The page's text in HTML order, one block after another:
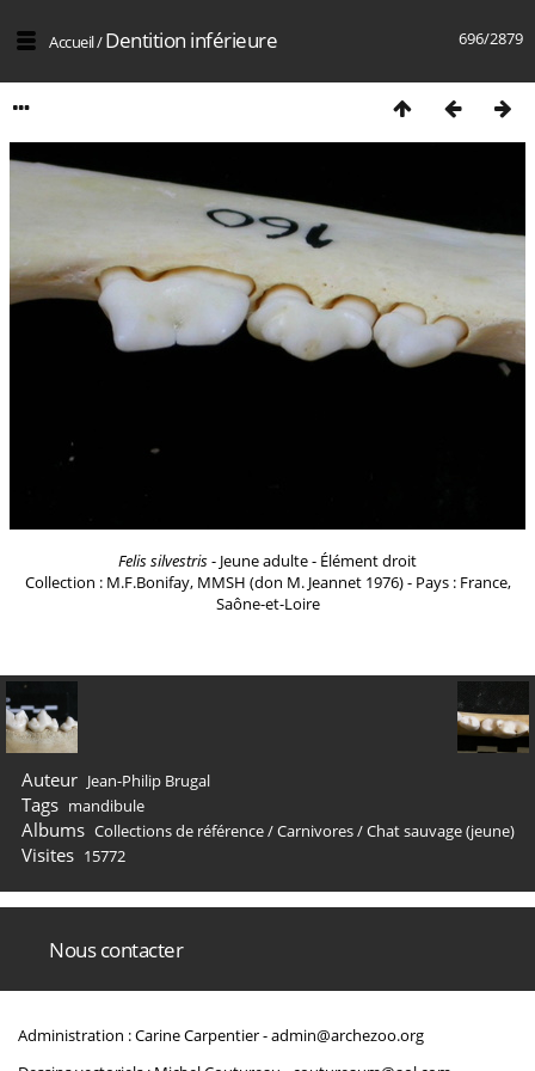
696/2879
Accueil/Dentition inférieure
Felis silvestris- Jeune adulte - Élément droit
Collection : M.F.Bonifay, MMSH (don M. Jeannet 1976) - Pays : France,
Saône-et-Loire
Auteur Jean-Philip Brugal
Tags mandibule
Albums Collections de référence/Carnivores/Chat sauvage (jeune)
Visites 15772
Nous contacter
Administration : Carine Carpentier -admin@archezoo.org